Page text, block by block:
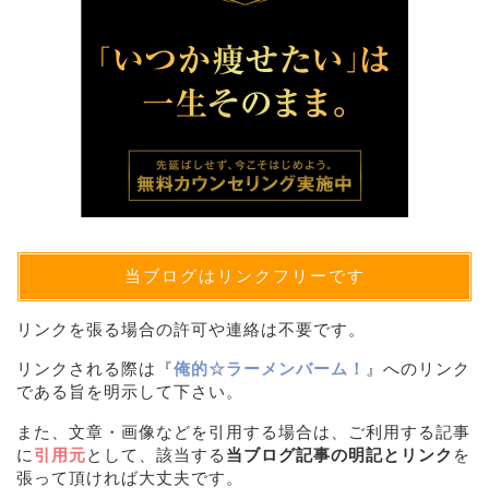
当ブログはリンクフリーです
リンクを張る場合の許可や連絡は不要です。
リンクされる際は『俺的☆ラーメンバーム！ 』へのリンク
である旨を明示して下さい。
また、文章・画像などを引用する場合は、ご利用する記事
に 引用元として、該当する 当ブログ記事の明記とリンク を
張って頂ければ大丈夫です。